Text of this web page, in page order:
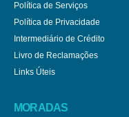
Política de Serviços
Política de Privacidade
Intermediário de Crédito
Livro de Reclamações
Links Úteis
MORADAS